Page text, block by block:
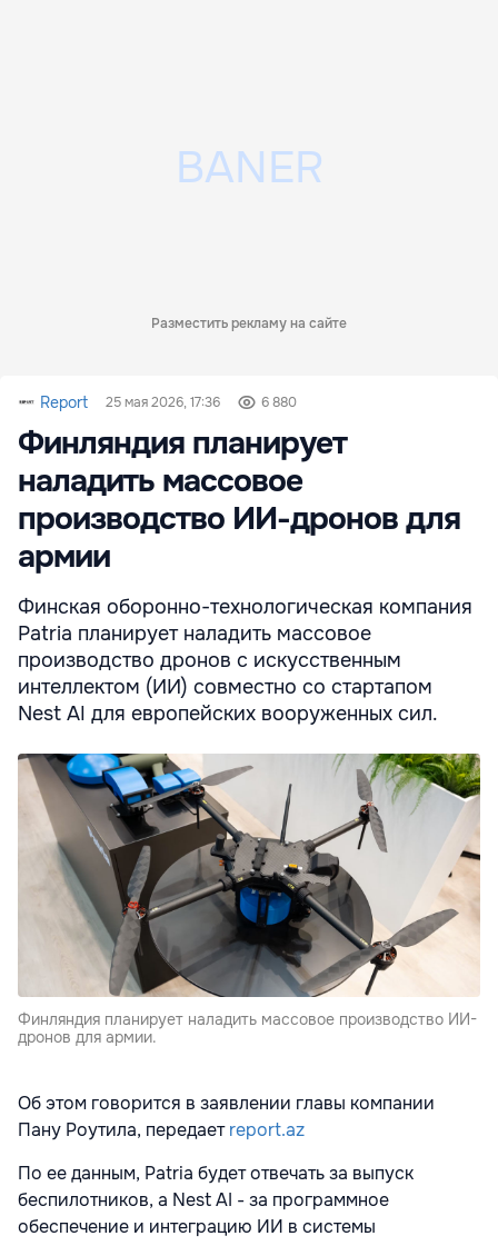
Разместить рекламу на сайте
Report 25 мая 2026, 17:36 6 880
Финляндия планирует
наладить массовое
производство ИИ-дронов для
армии
Финская оборонно-технологическая компания
Patria планирует наладить массовое
производство дронов с искусственным
интеллектом (ИИ) совместно со стартапом
Nest AI для европейских вооруженных сил.
Финляндия планирует наладить массовое производство ИИ-
дронов для армии.
Об этом говорится в заявлении главы компании
Пану Роутила, передаетreport.az
По ее данным, Patria будет отвечать за выпуск
беспилотников, а Nest AI - за программное
обеспечение и интеграцию ИИ в системы